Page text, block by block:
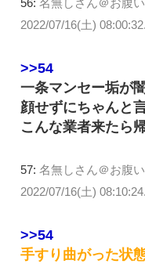
2022/07/16(土)
>>54
一条マンセー垢が
顔せずにちゃんと
こんな業者来たら
57: 名無しさん＠お腹
2022/07/16(土)
>>54
手すり曲がった状